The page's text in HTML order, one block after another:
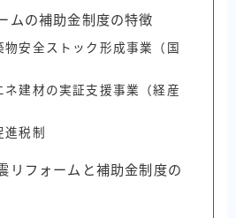
ムの補助金制度の特徴
物安全ストック形成事業（国
ネ建材の実証支援事業（経産
進税制
リフォームと補助金制度の